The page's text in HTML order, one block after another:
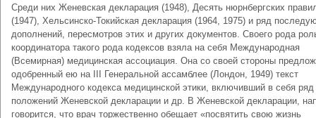
Среди них Же­невская декларация (1948), Десять нюрнбергских
(1947), Хельсинско-Токийская декларация (1964, 1975) и ряд
дополнений, пересмотров этих и других докумен­тов. Своего рода
координатора такого рода кодексов взя­ла на себя Международная
(Всемирная) медицинская ассоциация. Она со своей стороны
одобренный ею на III Гене­ральной ассамблее (Лондон, 1949) текст
Международного ко­декса медицинской этики, включивший в себя ряд
положений Женевской декларации и др. В Женевской декларации,
говорится, что врач торжественно обещает «посвятить свою жизнь